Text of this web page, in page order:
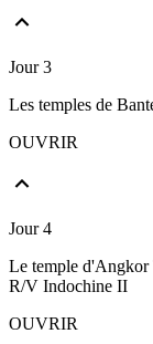
Jour 3
Les temples de
OUVRIR
Jour 4
Le temple d'Angkor
R/V Indochine II
OUVRIR